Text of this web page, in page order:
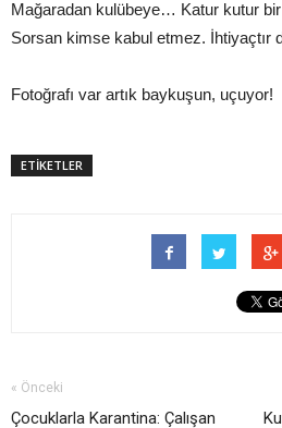
Mağaradan kulübeye… Katur kutur
Sorsan kimse kabul etmez. İhtiyaçtır
Fotoğrafı var artık baykuşun, uçuyor!
ETİKETLER
« Önceki
Çocuklarla Karantina: Çalışan